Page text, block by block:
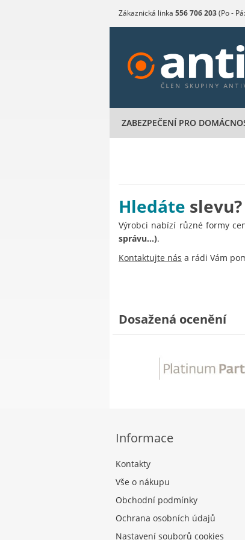
Zákaznická linka 556 706 203(Po -
ZABEZPEČENÍ PRO
Hledáte slevu?
Výrobci nabízí různé formy
správu…).
Kontaktujte nás a rádi Vám
Dosažená ocenění
Informace
Kontakty
Vše o nákupu
Obchodní podmínky
Ochrana osobních údajů
Nastavení souborů cookies